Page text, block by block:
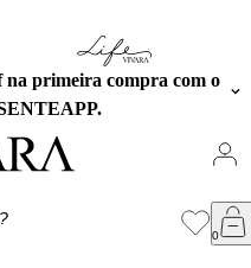
primeira compra com o